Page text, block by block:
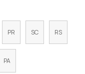
PR SC RS
PA